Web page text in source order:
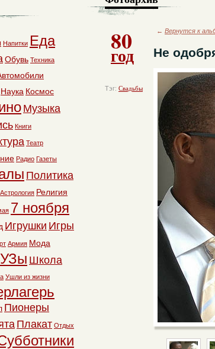
80
год
Тэг: Свадьбы
← Вернутся к
Не
Напитки Еда
Обувь Техника
Наука Космос
Музыка
Книги
Театр
Радио Газеты
Политика
Астрология Религия
7 ноября
Игрушки Игры
Армия Мода
Школа
Ушли из жизни
Пионеры
Плакат Отдых